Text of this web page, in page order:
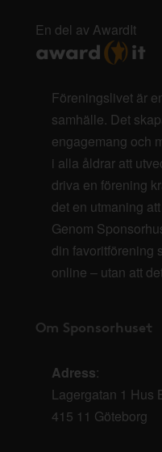
En del av AwardIt
Föreningslivet är
samhälle. Det
engagemang och
i alla åldrar att
driva en förening
det en utmaning
Genom
din favoritförening
online – utan att
Om Sponsorhuset
Adress:
Lagergatan 1 Hus
415 11 Göteborg